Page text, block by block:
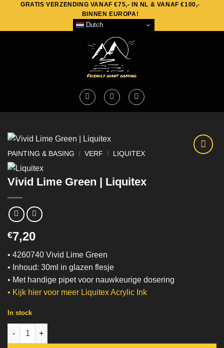
content
GRATIS VERZENDING VANAF €75,- IN NL & VANAF €100,-
BINNEN EUROPA!
Dutch
PAINTING & BASING / VERF / LIQUITEX
Vivid Lime Green | Liquitex
€7,20
• 4260740 Vivid Lime Green
• Inhoud: 30ml in glazen flesje
• Met handige pipet voor nauwkeurige dosering
• Kijk hier voor meer Liquitex Acrylic Ink
In stock
Vivid Lime Green | Liquitex quantity